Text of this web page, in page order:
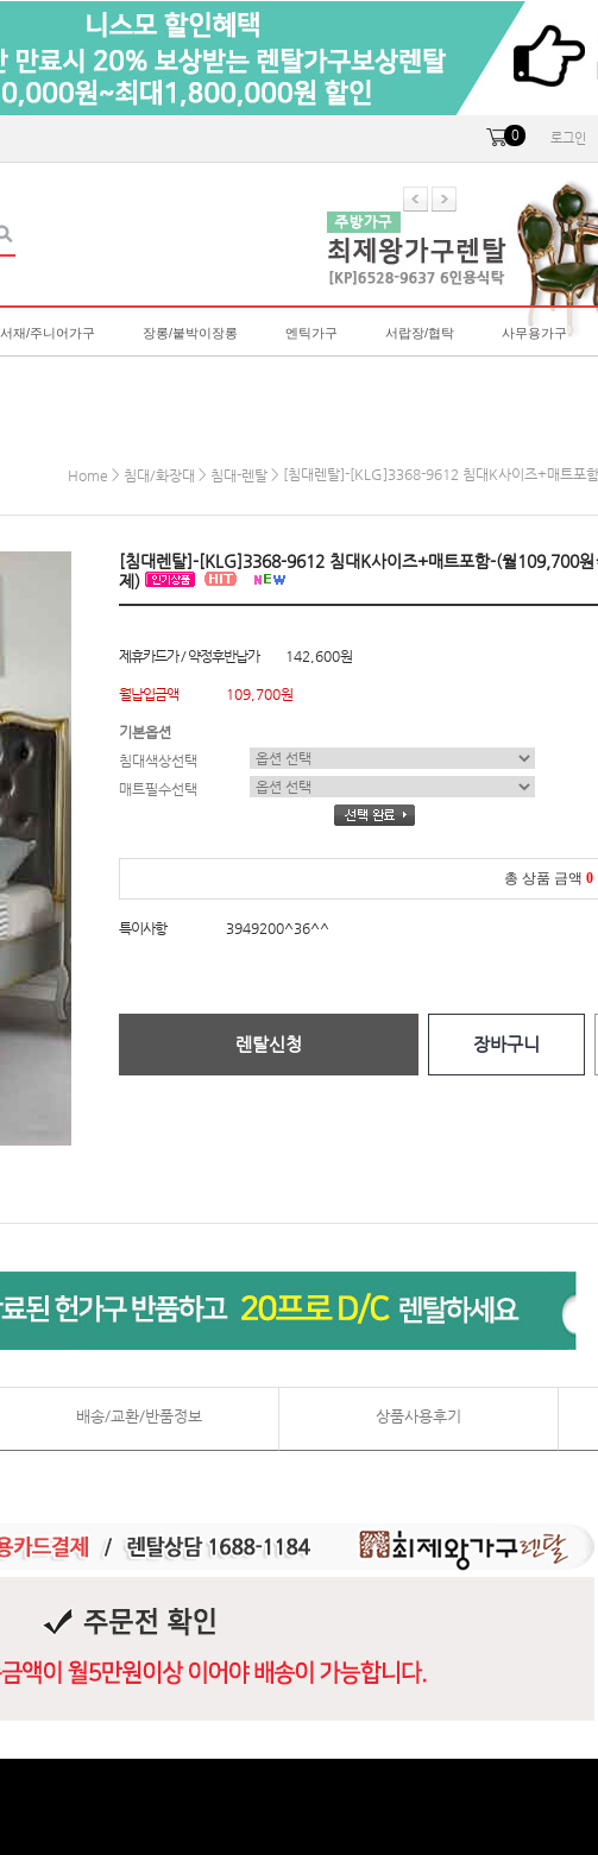
0 로그인
서재/주니어가구 장롱/붙박이장롱 엔틱가구 서랍장/협탁 사무용가구
Home > 침대/화장대 > 침대-렌탈 > [침대렌탈]-[KLG]3368-9612 침대K사이즈+매트포
[침대렌탈]-[KLG]3368-9612 침대K사이즈+매트포함-(월109,700
제)
제휴카드가 / 약정후반납가 142,600원
월납입금액 109,700원
기본옵션
침대색상선택
매트필수선택
총 상품 금액 0
특이사항 3949200^36^^
렌탈신청 장바구니
배송/교환/반품정보 상품사용후기